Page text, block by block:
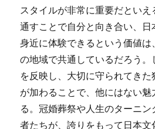
スタイルが非常に重要だとい
通すことで自分と向き合い、
身近に体験できるという価値は
の地域で共通しているだろう。
を反映し、大切に守られてき
が加わることで、他にはない
る。冠婚葬祭や人生のターニ
者たちが、誇りをもって日本